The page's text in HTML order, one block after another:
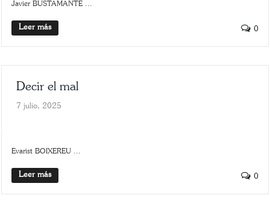
Javier BUSTAMANTE ...
Leer más 0
Decir el mal
7 julio, 2025
Evarist BOIXEREU ...
Leer más 0